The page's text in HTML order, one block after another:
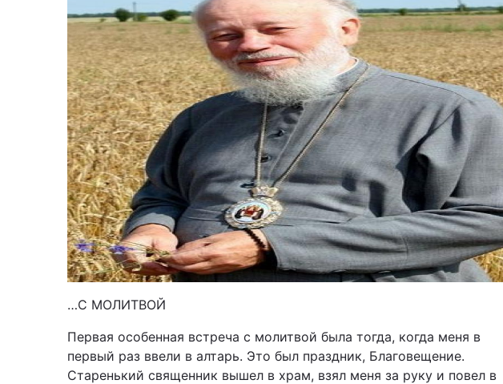
…С МОЛИТВОЙ
Первая особенная встреча с молитвой была тогда, когда меня в
первый раз ввели в алтарь. Это был праздник, Благовещение.
Старенький священник вышел в храм, взял меня за руку и повел в